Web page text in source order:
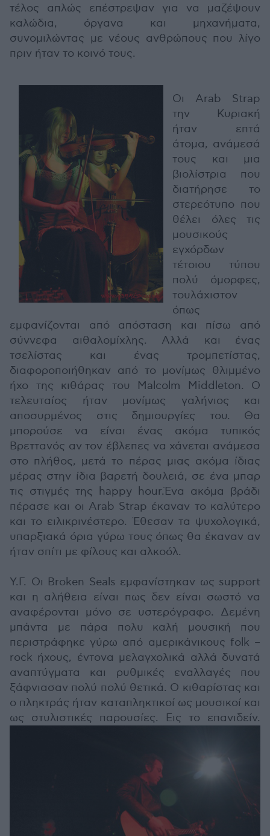
τέλος απλώς επέστρεψαν για να μαζέψουν
καλώδια, όργανα και μηχανήματα,
συνομιλώντας με νέους ανθρώπους που λίγο
πριν ήταν το κοινό τους.
Οι Arab Strap
την Κυριακή
ήταν επτά
άτομα, ανάμεσά
τους και μια
βιολίστρια που
διατήρησε το
στερεότυπο που
θέλει όλες τις
μουσικούς
εγχόρδων
τέτοιου τύπου
πολύ όμορφες,
τουλάχιστον
όπως
εμφανίζονται από απόσταση και πίσω από
σύννεφα αιθαλομίχλης. Αλλά και ένας
τσελίστας και ένας τρομπετίστας,
διαφοροποιήθηκαν από το μονίμως θλιμμένο
ήχο της κιθάρας του Malcolm Middleton. Ο
τελευταίος ήταν μονίμως γαλήνιος και
αποσυρμένος στις δημιουργίες του. Θα
μπορούσε να είναι ένας ακόμα τυπικός
Βρεττανός αν τον έβλεπες να χάνεται ανάμεσα
στο πλήθος, μετά το πέρας μιας ακόμα ίδιας
μέρας στην ίδια βαρετή δουλειά, σε ένα μπαρ
τις στιγμές της happy hour.Ένα ακόμα βράδι
πέρασε και οι Arab Strap έκαναν το καλύτερο
και το ειλικρινέστερο. Έθεσαν τα ψυχολογικά,
υπαρξιακά όρια γύρω τους όπως θα έκαναν αν
ήταν σπίτι με φίλους και αλκοόλ.
Υ.Γ. Οι Broken Seals εμφανίστηκαν ως support
και η αλήθεια είναι πως δεν είναι σωστό να
αναφέρονται μόνο σε υστερόγραφο. Δεμένη
μπάντα με πάρα πολυ καλή μουσική που
περιστράφηκε γύρω από αμερικάνικους folk –
rock ήχους, έντονα μελαγχολικά αλλά δυνατά
αναπτύγματα και ρυθμικές εναλλαγές που
ξάφνιασαν πολύ πολύ θετικά. Ο κιθαρίστας και
ο πληκτράς ήταν καταπληκτικοί ως μουσικοί και
ως στυλιστικές παρουσίες. Εις το επανιδείν.